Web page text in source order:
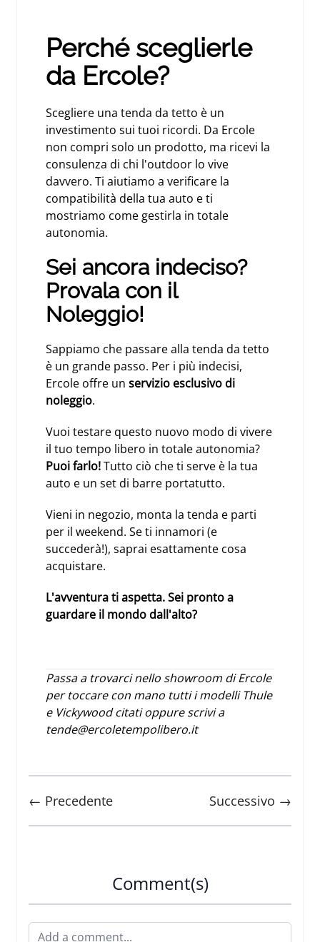
Perché sceglierle
da Ercole?
Scegliere una tenda da tetto è un
investimento sui tuoi ricordi. Da Ercole
non compri solo un prodotto, ma ricevi la
consulenza di chi l'outdoor lo vive
davvero. Ti aiutiamo a verificare la
compatibilità della tua auto e ti
mostriamo come gestirla in totale
autonomia.
Sei ancora indeciso?
Provala con il
Noleggio!
Sappiamo che passare alla tenda da tetto
è un grande passo. Per i più indecisi,
Ercole offre un servizio esclusivo di
noleggio.
Vuoi testare questo nuovo modo di vivere
il tuo tempo libero in totale autonomia?
Puoi farlo!Tutto ciò che ti serve è la tua
auto e un set di barre portatutto.
Vieni in negozio, monta la tenda e parti
per il weekend. Se ti innamori (e
succederà!), saprai esattamente cosa
acquistare.
L'avventura ti aspetta. Sei pronto a
guardare il mondo dall'alto?
Passa a trovarci nello showroom di Ercole
per toccare con mano tutti i modelli Thule
e Vickywood citati oppure scrivi a
tende@ercoletempolibero.it
← Precedente Successivo →
Comment(s)